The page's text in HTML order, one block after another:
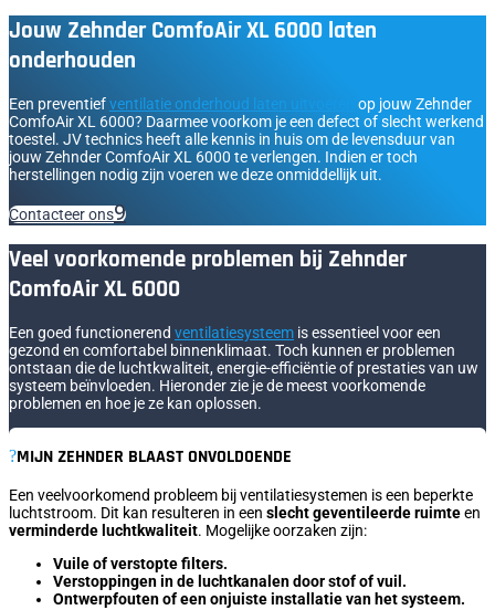
Jouw Zehnder ComfoAir XL 6000 laten
onderhouden
Een preventiefventilatie onderhoud laten uitvoeren
op jouw Zehnder
ComfoAir XL 6000? Daarmee voorkom je een defect of slecht werkend
toestel. JV technics heeft alle kennis in huis om de levensduur van
jouw Zehnder ComfoAir XL 6000 te verlengen. Indien er toch
herstellingen nodig zijn voeren we deze onmiddellijk uit.
Contacteer ons
Veel voorkomende problemen bij Zehnder
ComfoAir XL 6000
Een goed functionerend ventilatiesysteem is essentieel voor een
gezond en comfortabel binnenklimaat. Toch kunnen er problemen
ontstaan die de luchtkwaliteit, energie-efficiëntie of prestaties van uw
systeem beïnvloeden. Hieronder zie je de meest voorkomende
problemen en hoe je ze kan oplossen.
MIJN ZEHNDER BLAAST ONVOLDOENDE
Een veelvoorkomend probleem bij ventilatiesystemen is een beperkte
luchtstroom. Dit kan resulteren in een slecht geventileerde ruimteen
verminderde luchtkwaliteit. Mogelijke oorzaken zijn:
Vuile of verstopte filters.
Verstoppingen in de luchtkanalen door stof of vuil.
Ontwerpfouten of een onjuiste installatie van het systeem.